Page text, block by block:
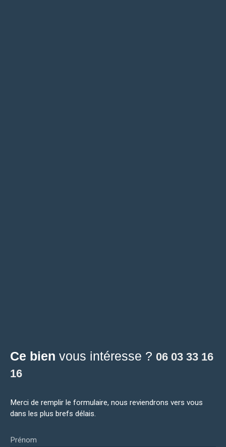
Ce bien vous intéresse ? 06 03 33 16
16
Merci de remplir le formulaire, nous reviendrons vers vous
dans les plus brefs délais.
Prénom